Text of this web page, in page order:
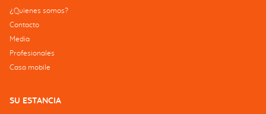
¿Quienes somos?
Contacto
Media
Profesionales
Casa mobile
SU ESTANCIA